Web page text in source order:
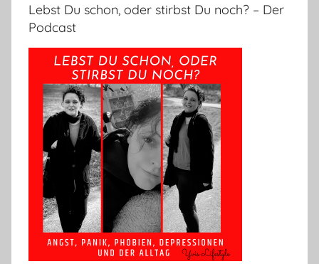
Lebst Du schon, oder stirbst Du noch? – Der
Podcast